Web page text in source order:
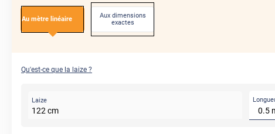
Au mètre linéaire
Aux dimensions
exactes
Qu'est-ce que la laize ?
Laize
122cm